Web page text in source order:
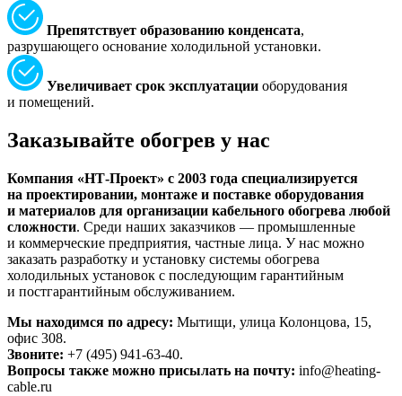
Препятствует образованию конденсата,
разрушающего основание холодильной установки.
Увеличивает срок эксплуатации оборудования
и помещений.
Заказывайте обогрев у нас
Компания «НТ-Проект» с 2003 года специализируется
на проектировании, монтаже и поставке оборудования
и материалов для организации кабельного обогрева любой
сложности. Среди наших заказчиков — промышленные
и коммерческие предприятия, частные лица. У нас можно
заказать разработку и установку системы обогрева
холодильных установок с последующим гарантийным
и постгарантийным обслуживанием.
Мы находимся по адресу: Мытищи, улица Колонцова, 15,
офис 308.
Звоните: +7 (495) 941-63-40.
Вопросы также можно присылать на почту: info@heating-
cable.ru